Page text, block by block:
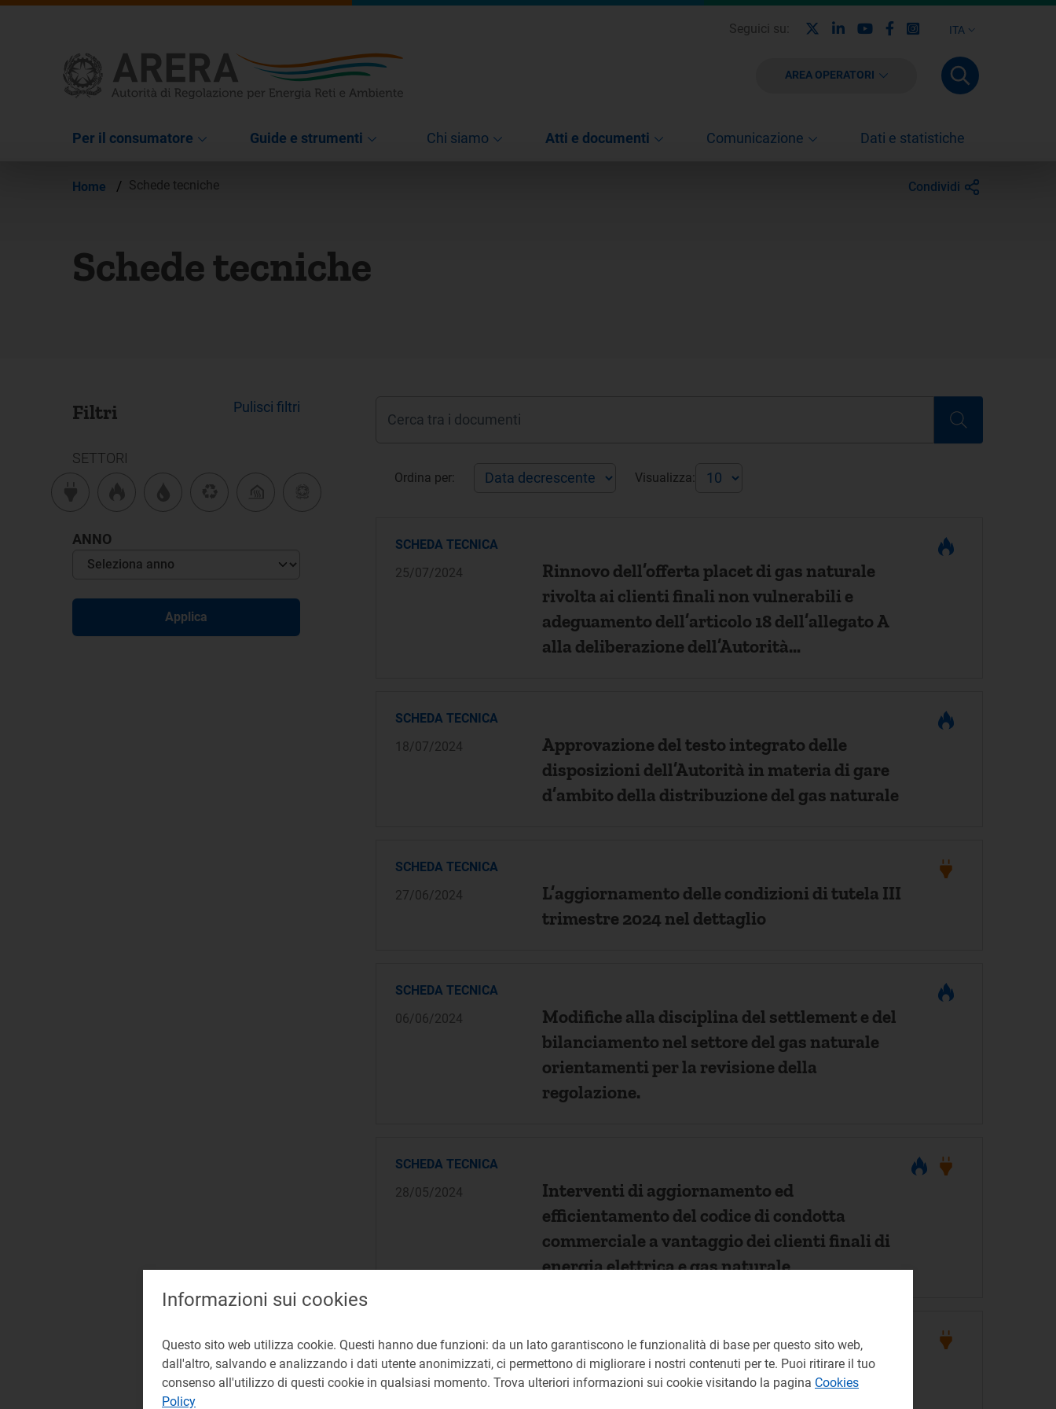
ITA
Seguici su: LinkedinYoutubeFacebook
Instagram
AREA OPERATORI
Per il consumatore Guide e strumenti Chi siamo Atti e documenti Comunicazione Dati e statistiche
Home / Schede tecniche Condividi
Schede tecniche
Filtri Pulisci filtri
SETTORI
ANNO
Applica
Ordina per: Visualizza:
SCHEDA TECNICA
25/07/2024
Rinnovo dell’offerta placet di gas naturale
rivolta ai clienti finali non vulnerabili e
adeguamento dell’articolo 18 dell’allegato A
alla deliberazione dell’Autorità
SCHEDA TECNICA
18/07/2024
Approvazione del testo integrato delle
disposizioni dell’Autorità in materia di gare
d’ambito della distribuzione del gas naturale
SCHEDA TECNICA
27/06/2024
L’aggiornamento delle condizioni di tutela III
trimestre 2024 nel dettaglio
SCHEDA TECNICA
06/06/2024
Modifiche alla disciplina del settlement e del
bilanciamento nel settore del gas naturale
orientamenti per la revisione della
regolazione.
SCHEDA TECNICA
28/05/2024
Interventi di aggiornamento ed
efficientamento del codice di condotta
commerciale a vantaggio dei clienti finali di
energia elettrica e gas naturale
SCHEDA TECNICA
28/05/2024
Superamento del prezzo unico nazionale e
relativa componente perequativa.
Informazioni sui cookies
Questo sito web utilizza cookie. Questi hanno due funzioni: da un lato garantiscono le funzionalità di base per questo sito web,
dall'altro, salvando e analizzando i dati utente anonimizzati, ci permettono di migliorare i nostri contenuti per te. Puoi ritirare il tuo
consenso all'utilizzo di questi cookie in qualsiasi momento. Trova ulteriori informazioni sui cookie visitando la pagina Cookies
Policy